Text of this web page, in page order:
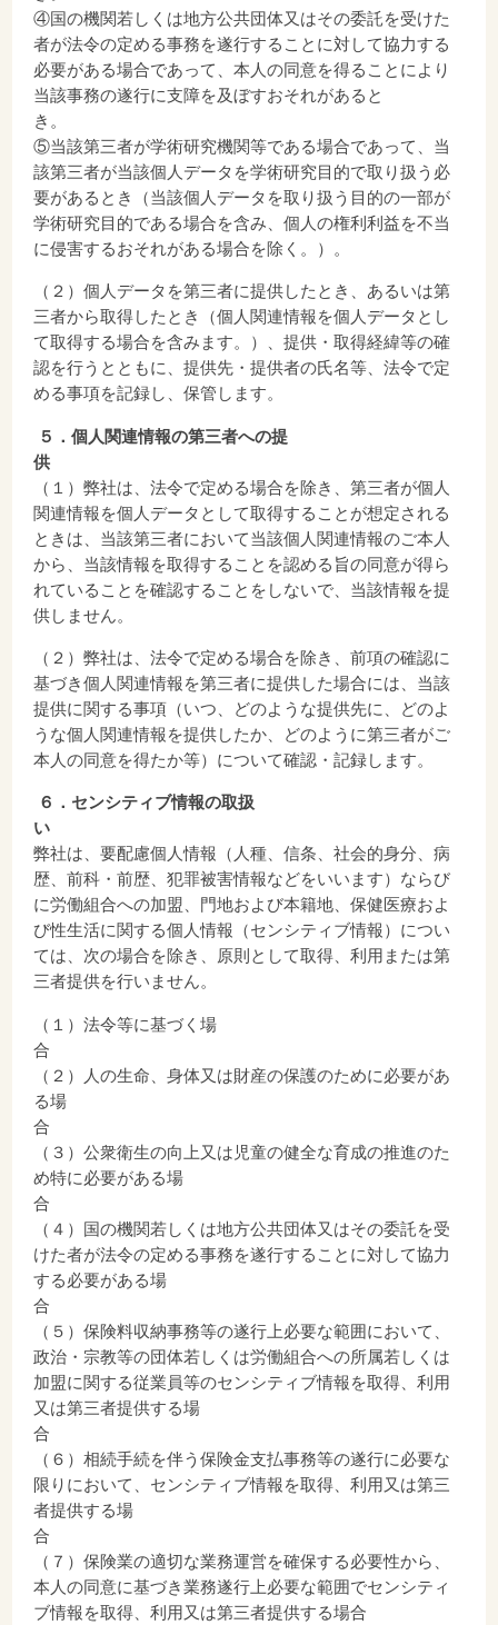
④国の機関若しくは地方公共団体又はその委託を受けた
者が法令の定める事務を遂行することに対して協力する
必要がある場合であって、本人の同意を得ることにより
当該事務の遂行に支障を及ぼすおそれがあると
⑤当該第三者が学術研究機関等である場合であって、当
該第三者が当該個人データを学術研究目的で取り扱う必
要があるとき（当該個人データを取り扱う目的の一部が
学術研究目的である場合を含み、個人の権利利益を不当
に侵害するおそれがある場合を除く。）。
（２）個人データを第三者に提供したとき、あるいは第
三者から取得したとき（個人関連情報を個人データとし
て取得する場合を含みます。）、提供・取得経緯等の確
認を行うとともに、提供先・提供者の氏名等、法令で定
める事項を記録し、保管します。
５．個人関連情報の第三者への提
（１）弊社は、法令で定める場合を除き、第三者が個人
関連情報を個人データとして取得することが想定される
ときは、当該第三者において当該個人関連情報のご本人
から、当該情報を取得することを認める旨の同意が得ら
れていることを確認することをしないで、当該情報を提
供しません。
（２）弊社は、法令で定める場合を除き、前項の確認に
基づき個人関連情報を第三者に提供した場合には、当該
提供に関する事項（いつ、どのような提供先に、どのよ
うな個人関連情報を提供したか、どのように第三者がご
本人の同意を得たか等）について確認・記録します。
６．センシティブ情報の取扱
弊社は、要配慮個人情報（人種、信条、社会的身分、病
歴、前科・前歴、犯罪被害情報などをいいます）ならび
に労働組合への加盟、門地および本籍地、保健医療およ
び性生活に関する個人情報（センシティブ情報）につい
ては、次の場合を除き、原則として取得、利用または第
三者提供を行いません。
（１）法令等に基づく場
（２）人の生命、身体又は財産の保護のために必要があ
る場
（３）公衆衛生の向上又は児童の健全な育成の推進のた
め特に必要がある場
合
（４）国の機関若しくは地方公共団体又はその委託を受
けた者が法令の定める事務を遂行することに対して協力
する必要がある場
（５）保険料収納事務等の遂行上必要な範囲において、
政治・宗教等の団体若しくは労働組合への所属若しくは
加盟に関する従業員等のセンシティブ情報を取得、利用
又は第三者提供する場
（６）相続手続を伴う保険金支払事務等の遂行に必要な
限りにおいて、センシティブ情報を取得、利用又は第三
者提供する場
（７）保険業の適切な業務運営を確保する必要性から、
本人の同意に基づき業務遂行上必要な範囲でセンシティ
ブ情報を取得、利用又は第三者提供する場合